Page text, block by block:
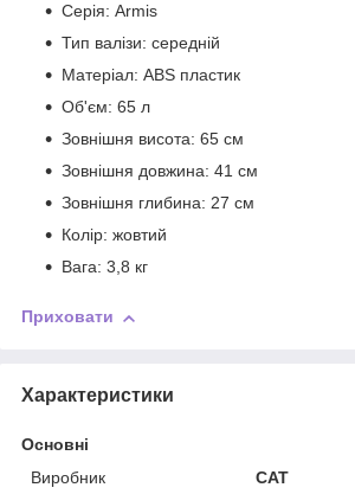
Серія: Armis
Тип валізи: середній
Матеріал: ABS пластик
Об'єм: 65 л
Зовнішня висота: 65 см
Зовнішня довжина: 41 см
Зовнішня глибина: 27 см
Колір: жовтий
Вага: 3,8 кг
Приховати
Характеристики
Основні
Виробник
CAT